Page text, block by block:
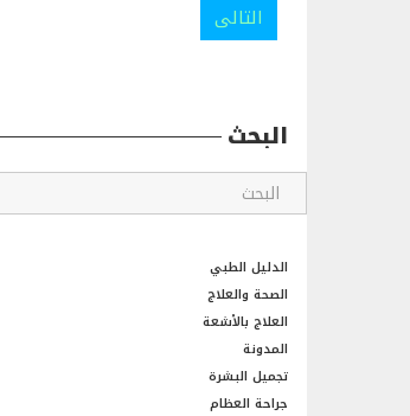
التالى
البحث
الدليل الطبي
الصحة والعلاج
العلاج بالأشعة
المدونة
تجميل البشرة
جراحة العظام